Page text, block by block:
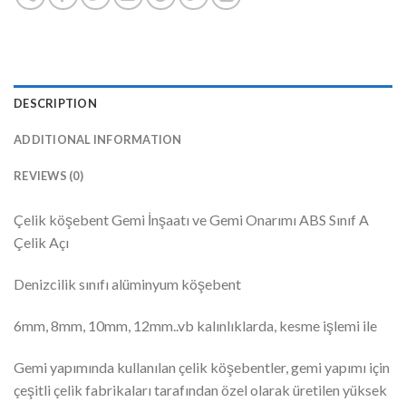
DESCRIPTION
ADDITIONAL INFORMATION
REVIEWS (0)
Çelik köşebent Gemi İnşaatı ve Gemi Onarımı ABS Sınıf A
Çelik Açı
Denizcilik sınıfı alüminyum köşebent
6mm, 8mm, 10mm, 12mm..vb kalınlıklarda, kesme işlemi ile
Gemi yapımında kullanılan çelik köşebentler, gemi yapımı için
çeşitli çelik fabrikaları tarafından özel olarak üretilen yüksek